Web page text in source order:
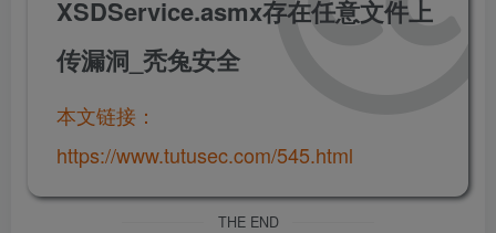
XSDService.asmx存在任意文件上
传漏洞_秃兔安全
本文链接：
https://www.tutusec.com/545.html
THE END